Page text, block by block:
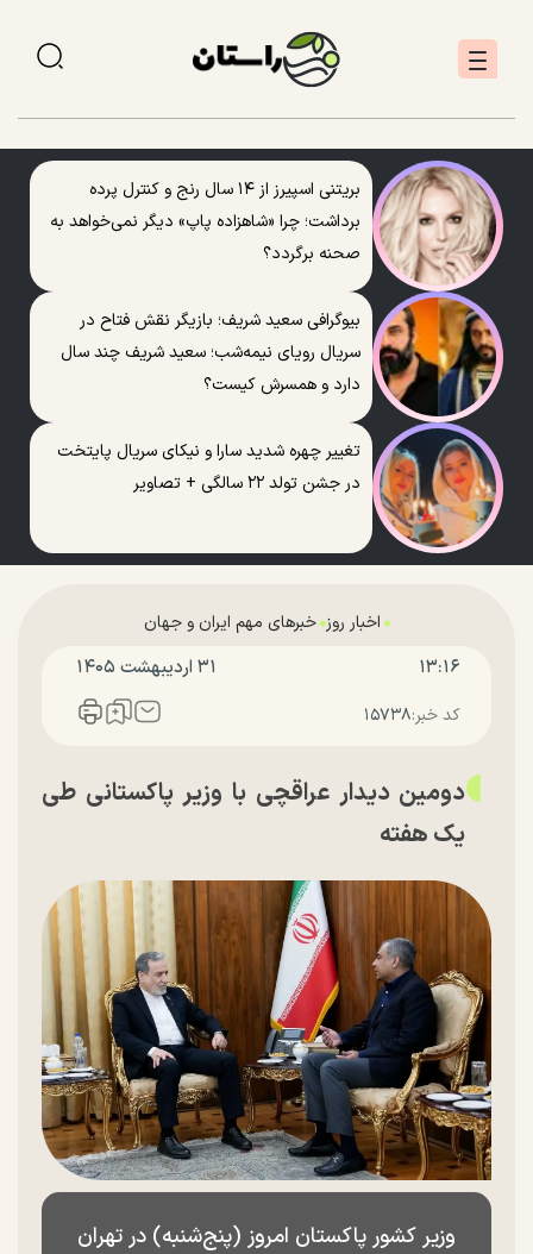
بریتنی اسپیرز از ۱۴ سال رنج و کنترل پرده
برداشت؛ چرا «شاهزاده پاپ» دیگر نمی‌خواهد به
صحنه برگردد؟
بیوگرافی سعید شریف؛ بازیگر نقش فتاح در
سریال رویای نیمه‌شب؛ سعید شریف چند سال
دارد و همسرش کیست؟
تغییر چهره شدید سارا و نیکای سریال پایتخت
در جشن تولد ۲۲ سالگی + تصاویر
اخبار روز خبرهای مهم ایران و جهان
۱۳:۱۶ ۳۱ ارديبهشت ۱۴۰۵
کد خبر:۱۵۷۳۸
دومین دیدار عراقچی با وزیر پاکستانی طی
یک هفته
وزیر کشور پاکستان امروز (پنج‌شنبه) در تهران